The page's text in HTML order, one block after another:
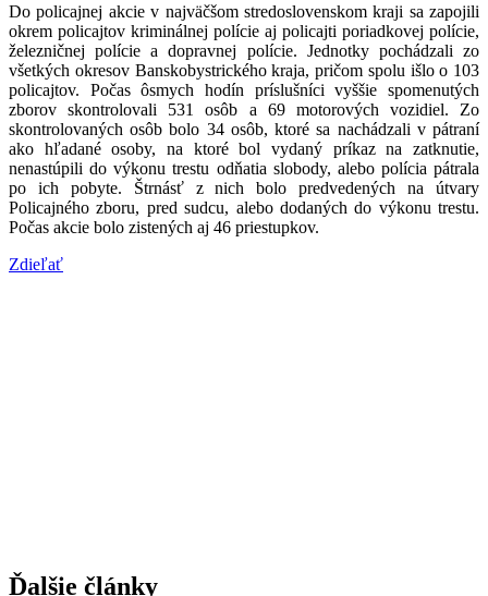
Do policajnej akcie v najväčšom stredoslovenskom kraji sa zapojili
okrem policajtov kriminálnej polície aj policajti poriadkovej polície,
železničnej polície a dopravnej polície. Jednotky pochádzali zo
všetkých okresov Banskobystrického kraja, pričom spolu išlo o 103
policajtov. Počas ôsmych hodín príslušníci vyššie spomenutých
zborov skontrolovali 531 osôb a 69 motorových vozidiel. Zo
skontrolovaných osôb bolo 34 osôb, ktoré sa nachádzali v pátraní
ako hľadané osoby, na ktoré bol vydaný príkaz na zatknutie,
nenastúpili do výkonu trestu odňatia slobody, alebo polícia pátrala
po ich pobyte. Štrnásť z nich bolo predvedených na útvary
Policajného zboru, pred sudcu, alebo dodaných do výkonu trestu.
Počas akcie bolo zistených aj 46 priestupkov.
Zdieľať
Ďalšie články